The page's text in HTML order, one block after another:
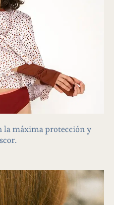
la máxima protección y